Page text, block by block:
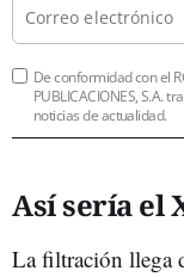
De conformidad con el
PUBLICACIONES, S.A.
noticias de actualidad.
Así sería el
La filtración llega